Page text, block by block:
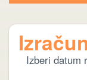
Izberi datum